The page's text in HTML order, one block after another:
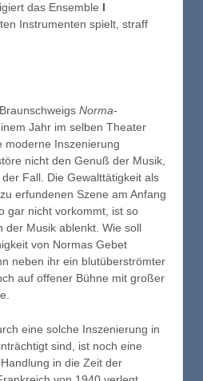
das Ensemble I
Instrumenten spielt, straff
Norma-
Jahr im selben Theater
moderne Inszenierung
nicht den Genuß der Musik,
Fall. Die Gewalttätigkeit als
erfundenen Szene am Anfang
gar nicht vorkommt, ist so
der Musik ablenkt. Wie soll
von Normas Gebet
neben ihr ein blutüberströmter
auf offener Bühne mit großer
eine solche Inszenierung in
sind, ist noch eine
in die Zeit der